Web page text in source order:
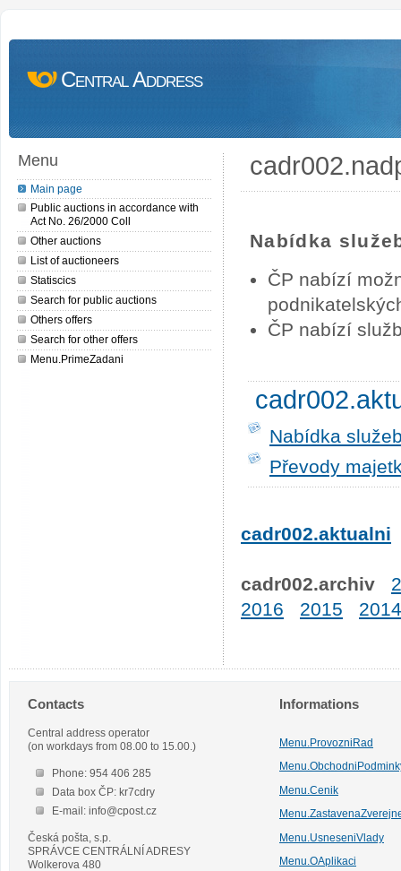
Central Address
Menu
Main page
Public auctions in accordance with
Act No. 26/2000 Coll
Other auctions
List of auctioneers
Statiscics
Search for public auctions
Others offers
Search for other offers
Menu.PrimeZadani
Nabídka
ČP nabízí
ČP nabízí
Nabídka
Převody
cadr002.aktualni
cadr002.archiv
2016
2015 2014
Contacts
Central address operator
(on workdays from 08.00 to 15.00.)
Phone: 954 406 285
Data box ČP: kr7cdry
E-mail: info@cpost.cz
Česká pošta, s.p.
SPRÁVCE CENTRÁLNÍ ADRESY
Wolkerova 480
Informations
Menu.ProvozniRad
Menu.Cenik
Menu.UsneseniVlady
Menu.OAplikaci